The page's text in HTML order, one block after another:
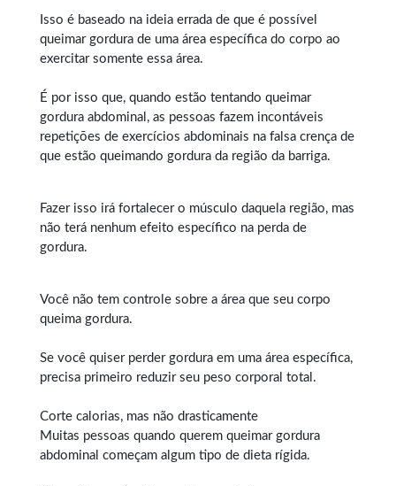
Isso é baseado na ideia errada de que é possível
queimar gordura de uma área específica do corpo ao
exercitar somente essa área.
É por isso que, quando estão tentando queimar
gordura abdominal, as pessoas fazem incontáveis
repetições de exercícios abdominais na falsa crença de
que estão queimando gordura da região da barriga.
Fazer isso irá fortalecer o músculo daquela região, mas
não terá nenhum efeito específico na perda de
gordura.
Você não tem controle sobre a área que seu corpo
queima gordura.
Se você quiser perder gordura em uma área específica,
precisa primeiro reduzir seu peso corporal total.
Corte calorias, mas não drasticamente
Muitas pessoas quando querem queimar gordura
abdominal começam algum tipo de dieta rígida.